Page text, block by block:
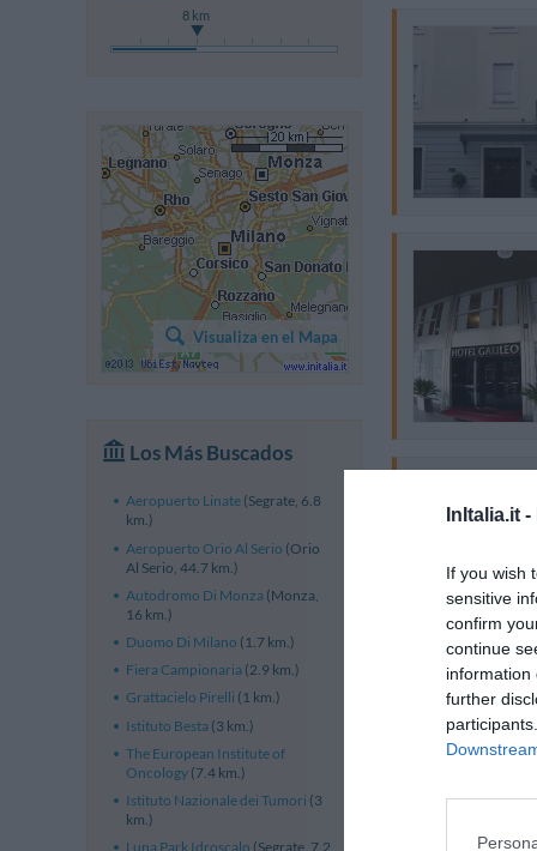
InItalia.it -
If you wish
sensitive
confirm
continue
information
further
8 km
Visualiza en el Mapa
Los Más Buscados
Aeropuerto Linate (Segrate, 6.8
km.)
Aeropuerto Orio Al Serio (Orio
Al Serio, 44.7 km.)
Autodromo Di Monza (Monza,
16 km.)
Duomo Di Milano (1.7 km.)
Fiera Campionaria (2.9 km.)
Grattacielo Pirelli (1 km.)
Istituto Besta (3 km.)
The European Institute of
Oncology (7.4 km.)
Istituto Nazionale dei Tumori (3
km.)
Luna Park Idroscalo (Segrate, 7.2